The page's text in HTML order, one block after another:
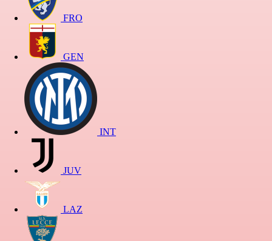
FRO
GEN
INT
JUV
LAZ